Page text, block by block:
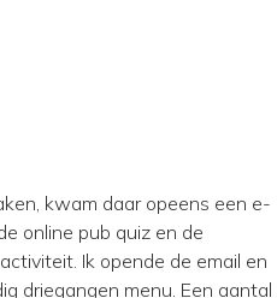
kwam daar opeens een e-
online pub quiz en de
Ik opende de email en
driegangen menu. Een aantal